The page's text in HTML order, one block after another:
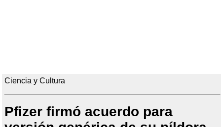
Ciencia y Cultura
Pfizer firmó acuerdo para